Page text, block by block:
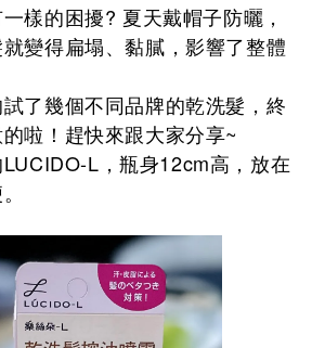
樣的困擾? 夏天戴帽子防曬，
變得扁塌、黏膩，影響了整體
了幾個不同品牌的乾洗髮，終
啦！趕快來跟大家分享~
L，瓶身12cm高，放在